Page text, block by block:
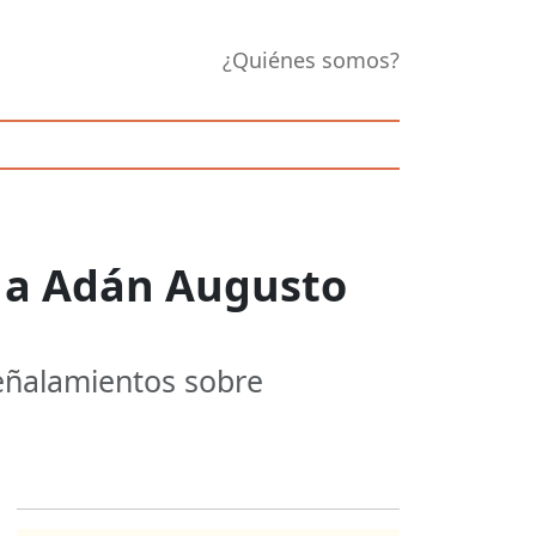
¿Quiénes somos?
Adán Augusto
sobre